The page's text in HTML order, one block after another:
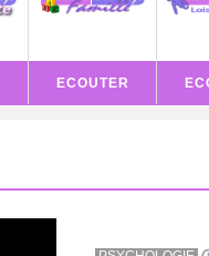
ECOUTER